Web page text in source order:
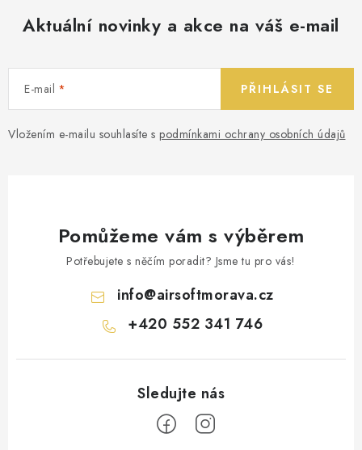
Aktuální novinky a akce na váš e-mail
E-mail
Vložením e-mailu souhlasíte s podmínkami ochrany osobních údajů
PŘIHLÁSIT SE
Pomůžeme vám s výběrem
Potřebujete s něčím poradit? Jsme tu pro vás!
info@airsoftmorava.cz
+420 552 341 746